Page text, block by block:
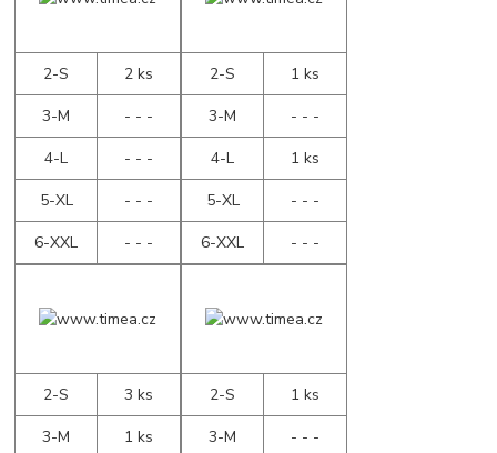
2-S
2 ks
3-M
- - -
4-L
- - -
5-XL
- - -
6-XXL
- - -
2-S
1 ks
3-M
- - -
4-L
1 ks
5-XL
- - -
6-XXL
- - -
2-S
3 ks
3-M
1 ks
2-S
1 ks
3-M
- - -